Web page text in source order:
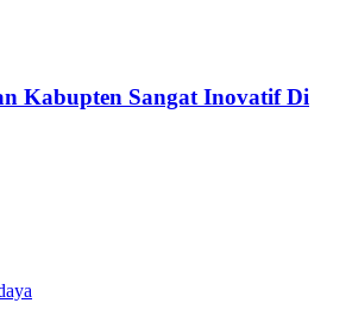
Kabupten Sangat Inovatif Di